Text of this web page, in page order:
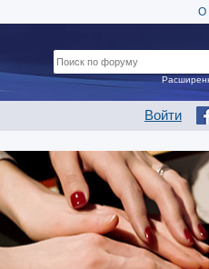
О
Войти